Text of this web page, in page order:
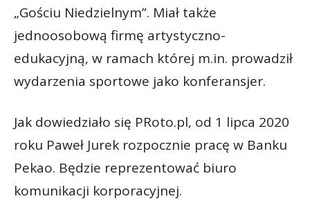
„Gościu Niedzielnym”. Miał także
jednoosobową firmę artystyczno-
edukacyjną, w ramach której m.in. prowadził
wydarzenia sportowe jako konferansjer.
Jak dowiedziało się PRoto.pl, od 1 lipca 2020
roku Paweł Jurek rozpocznie pracę w Banku
Pekao. Będzie reprezentować biuro
komunikacji korporacyjnej.